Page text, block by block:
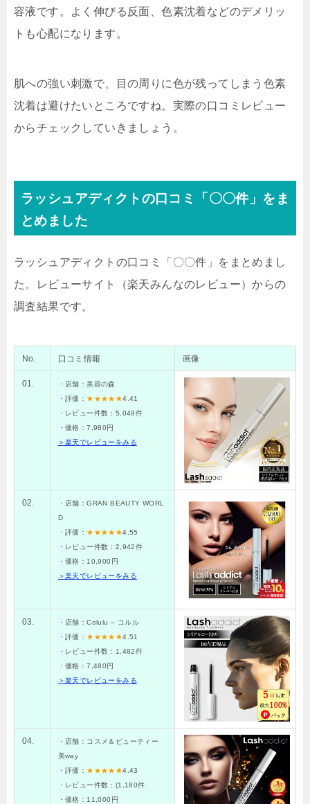
容液です。よく伸びる反面、色素沈着などのデメリッ
トも心配になります。
肌への強い刺激で、目の周りに色が残ってしまう色素
沈着は避けたいところですね。実際の口コミレビュー
からチェックしていきましょう。
ラッシュアディクトの口コミ「〇〇件」をま
とめました
ラッシュアディクトの口コミ「〇〇件」をまとめまし
た。レビューサイト（楽天みんなのレビュー）からの
調査結果です。
No. 口コミ情報 画像
01.
・店舗：美容の森
・評価： ★★★★★4.41
・レビュー件数：5,049件
・価格：7,980円
＞楽天でレビューをみる
02.
・店舗：GRAN BEAUTY WORL
D
・評価： ★★★★★4.55
・レビュー件数：2,942件
・価格：10,900円
＞楽天でレビューをみる
03.
・店舗：Colulu – コルル
・評価： ★★★★★4.51
・レビュー件数：1,482件
・価格：7,480円
＞楽天でレビューをみる
04.
・店舗：コスメ＆ビューティー
美way
・評価： ★★★★★4.43
・レビュー件数：(1,180件
・価格：11,000円